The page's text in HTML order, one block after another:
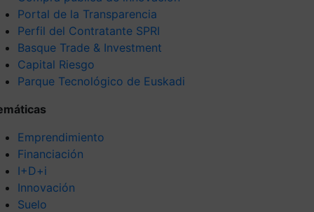
Portal de la Transparencia
Perfil del Contratante SPRI
Basque Trade & Investment
Capital Riesgo
Parque Tecnológico de Euskadi
Emprendimiento
Financiación
I+D+i
Innovación
Suelo